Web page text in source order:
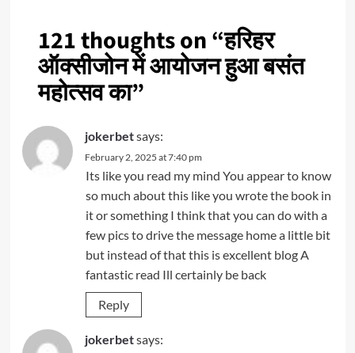
121 thoughts on “हरिहर
ऑक्सीजोन में आयोजन हुआ बसंत
महोत्सव का”
jokerbetsays:
February 2, 2025 at 7:40 pm
Its like you read my mind You appear to know
so much about this like you wrote the book in
it or something I think that you can do with a
few pics to drive the message home a little bit
but instead of that this is excellent blog A
fantastic read Ill certainly be back
Reply
jokerbetsays: